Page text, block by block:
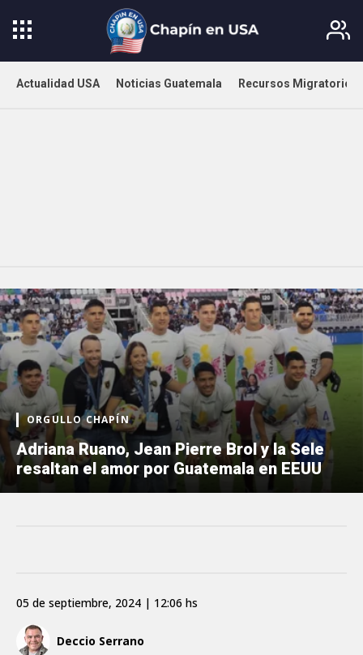
Actualidad USA Noticias Guatemala Recursos Migratorios
ORGULLO CHAPÍN
Adriana Ruano, Jean Pierre Brol y la Sele
resaltan el amor por Guatemala en EEUU
Deccio Serrano
05 de septiembre, 2024 | 12:06 hs